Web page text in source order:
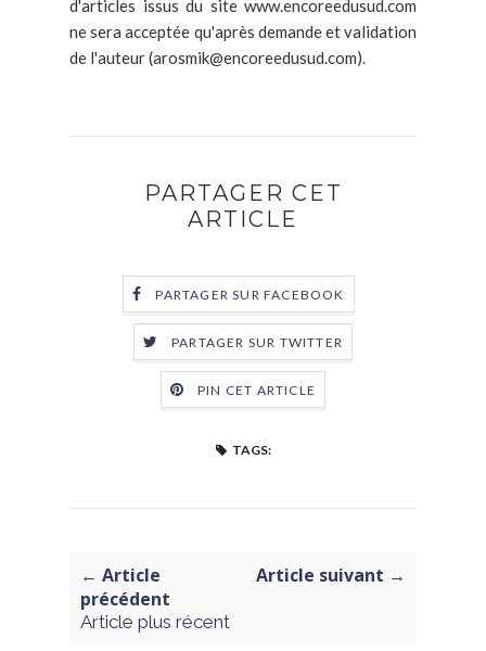
d'articles issus du site www.encoreedusud.com
ne sera acceptée qu'après demande et validation
de l'auteur (arosmik@encoreedusud.com).
PARTAGER CET
ARTICLE
PARTAGER SUR FACEBOOK
PARTAGER SUR TWITTER
PIN CET ARTICLE
TAGS:
← Article
précédent
Article plus récent
Article suivant →